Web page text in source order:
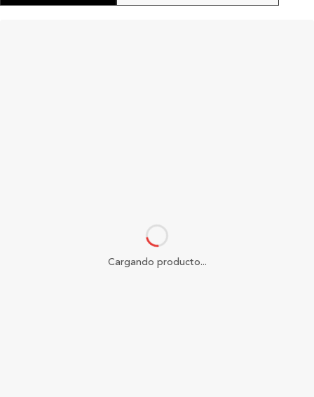
Cargando producto...